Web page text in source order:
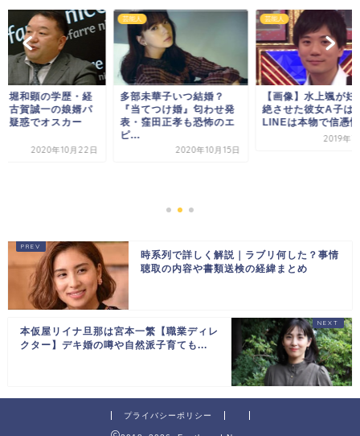
華子いつ結婚？
つけ婚』匂わせ発
田正孝も恐怖のエ
2020年10月15日
芸能人
【画像】水上颯が妊娠中
絶させた彼女A子は誰？
LINEは本物で信憑性...
芸能人
画像｜堀和顕の学歴
歴は？古賀誠一の娘
ワハラ疑惑でオスカ
時系列で詳しく解説｜ラブリ何した？事情
聴取の内容や書類送検の経緯まとめ
本仮屋リイナ旦那は宮本一繁【職業ディレ
クター】デキ婚の噂や自然派子育ても...
プライバシーポリシー